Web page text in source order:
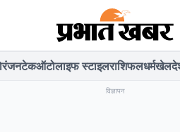
टेकऑटोलाइफ स्टाइलराशिफलधर्मखेल
विज्ञापन